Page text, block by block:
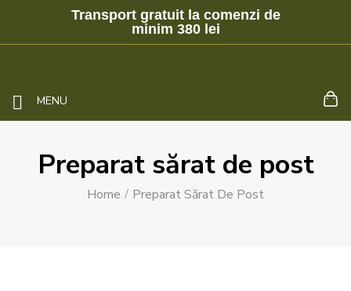
Transport gratuit la comenzi de
minim 380 lei
MENU
Preparat sărat de post
Home Preparat Sărat De Post